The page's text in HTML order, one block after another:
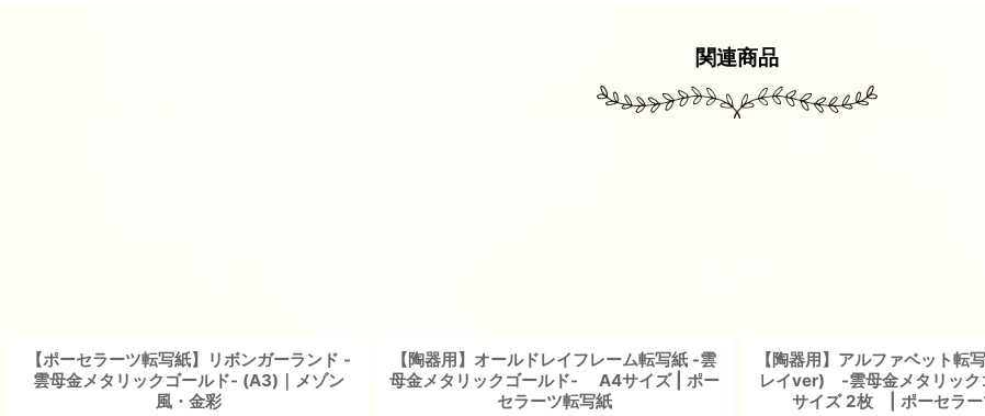
関連商品
【ポーセラーツ転写紙】リボンガーランド -
雲母金メタリックゴールド- (A3)｜メゾン
風・金彩
【陶器用】オールドレイフレーム転写紙 -雲
母金メタリックゴールド- A4サイズ | ポー
セラーツ転写紙
【陶器用】アルファベット転
レイver) -雲母金メタリック
サイズ 2枚 | ポーセラー